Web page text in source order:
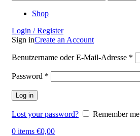
Shop
Login / Register
Sign inCreate an Account
Benutzername oder E-Mail-Adresse *
Password *
Log in
Lost your password?
Remember me
0 items €0,00